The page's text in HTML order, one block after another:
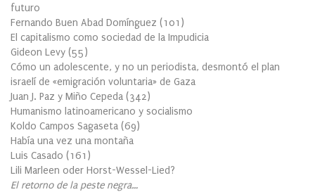
futuro
Fernando Buen Abad Domínguez (101 )
El capitalismo como sociedad de la Impudicia
Gideon Levy (55)
Cómo un adolescente, y no un periodista, desmontó el plan
israelí de «emigración voluntaria» de Gaza
Juan J. Paz y Miño Cepeda (342)
Humanismo latinoamericano y socialismo
Koldo Campos Sagaseta (69)
Había una vez una montaña
Luis Casado (161 )
Lili Marleen oder Horst-Wessel-Lied?
El retorno de la peste negra…